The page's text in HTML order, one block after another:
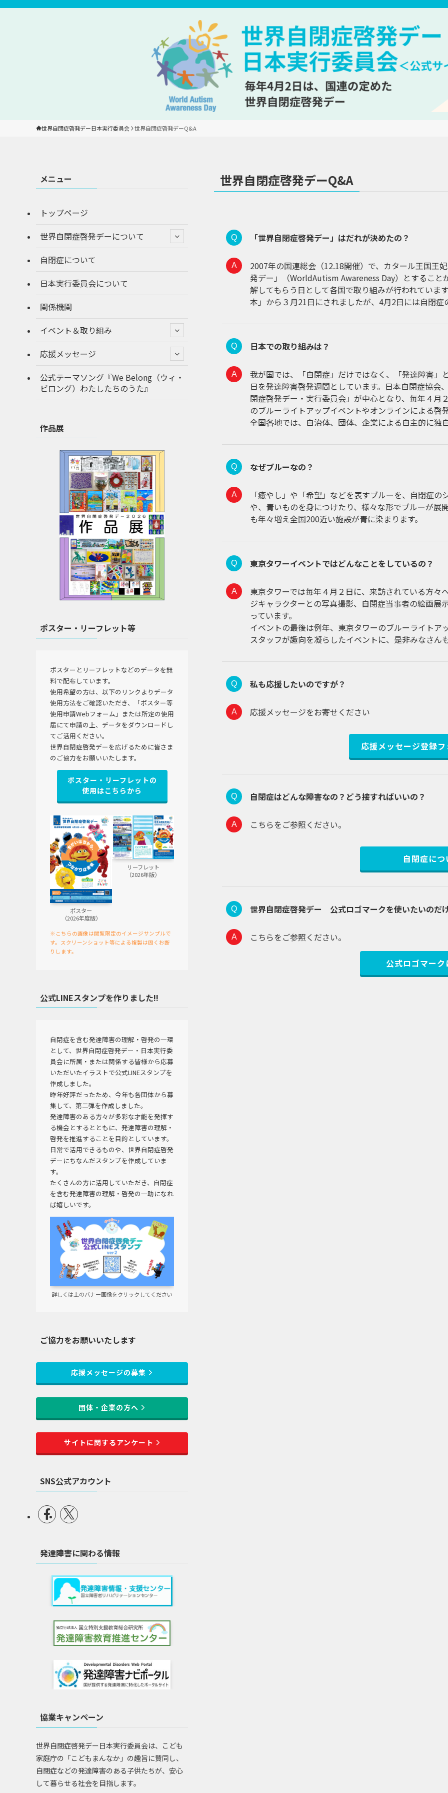
世界自閉症啓発デー日本実行委員会 世界自閉症啓発デーQ&A
世界自閉症啓発デーQ&A
「世界自閉症啓発デー」はだれが決めたの？
2007年の国連総会（12.18開催）で、カタール王国王
発デー」（WorldAutism Awareness Day）とするこ
解してもらう日として各国で取り組みが行われていま
本」から３月21日にされましたが、4月2日には自閉症
日本での取り組みは？
我が国では、「自閉症」だけではなく、「発達障害」
日を発達障害啓発週間としています。日本自閉症協会
閉症啓発デー・実行委員会」が中心となり、毎年４月
のブルーライトアップイベントやオンラインによる啓
全国各地では、自治体、団体、企業による自主的に独
なぜブルーなの？
「癒やし」や「希望」などを表すブルーを、自閉症
や、青いものを身につけたり、様々な形でブルーが展
も年々増え全国200近い施設が青に染まります。
東京タワーイベントではどんなことをしているの？
東京タワーでは毎年４月２日に、来訪されている方々
ジキャラクターとの写真撮影、自閉症当事者の絵画展
っています。
イベントの最後は例年、東京タワーのブルーライトア
スタッフが趣向を凝らしたイベントに、是非みなさん
私も応援したいのですが？
応援メッセージをお寄せください
応援メッセージ登録
自閉症はどんな障害なの？どう接すればいいの？
こちらをご参照ください。
自閉症につ
世界自閉症啓発デー 公式ロゴマークを使いたいのだ
こちらをご参照ください。
公式ロゴマーク
メニュー
トップページ
世界自閉症啓発デーについて
自閉症について
日本実行委員会について
関係機関
イベント＆取り組み
応援メッセージ
公式テーマソング『We Belong（ウィ・
ビロング）わたしたちのうた』
作品展
ポスター・リーフレット等
ポスターとリーフレットなどのデータを無
料で配布しています。
使用希望の方は、以下のリンクよりデータ
使用方法をご確認いただき、「ポスター等
使用申請Webフォーム」または所定の使用
届にて申請の上、データをダウンロードし
てご活用ください。
世界自閉症啓発デーを広げるために皆さま
のご協力をお願いいたします。
ポスター・リーフレットの
使用はこちらから
ポスター
（2026年度版）
リーフレット
（2026年版）
※こちらの画像は閲覧限定のイメージサンプルで
す。スクリーンショット等による複製は固くお断
りします。
公式LINEスタンプを作りました!!
自閉症を含む発達障害の理解・啓発の一環
として、世界自閉症啓発デー・日本実行委
員会に所属・または関係する皆様から応募
いただいたイラストで公式LINEスタンプを
作成しました。
昨年好評だったため、今年も各団体から募
集して、第二弾を作成しました。
発達障害のある方々が多彩な才能を発揮す
る機会とするとともに、発達障害の理解・
啓発を推進することを目的としています。
日常で活用できるものや、世界自閉症啓発
デーにちなんだスタンプを作成していま
す。
たくさんの方に活用していただき、自閉症
を含む発達障害の理解・啓発の一助になれ
ば嬉しいです。
詳しくは上のバナー画像をクリックしてください
ご協力をお願いいたします
応援メッセージの募集
団体・企業の方へ
サイトに関するアンケート
SNS公式アカウント
発達障害に関わる情報
協業キャンペーン
世界自閉症啓発デー日本実行委員会は、こども
家庭庁の「こどもまんなか」の趣旨に賛同し、
自閉症などの発達障害のある子供たちが、安心
して暮らせる社会を目指します。